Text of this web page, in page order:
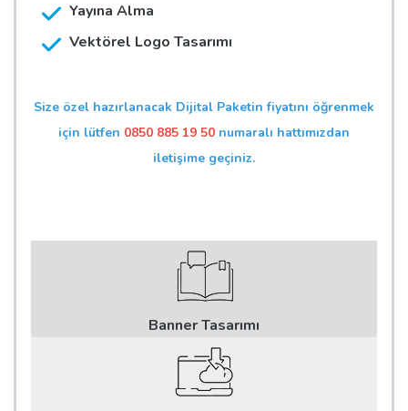
Yayına Alma
Vektörel Logo Tasarımı
Size özel hazırlanacak Dijital Paketin fiyatını öğrenmek
için lütfen 0850 885 19 50 numaralı hattımızdan
iletişime geçiniz.
Banner Tasarımı